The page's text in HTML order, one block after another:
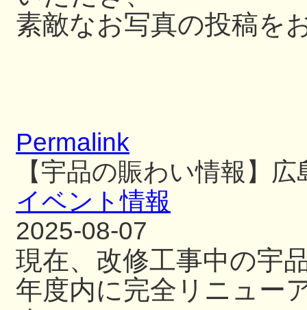
素敵なお写真の投稿を
Permalink
【宇品の賑わい情報】
イベント情報
2025-08-07
現在、改修工事中の宇
年度内に完全リニュー